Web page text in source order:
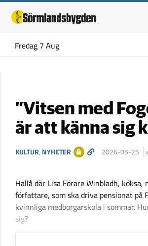
Fredag 7 Aug
”Vitsen med
är att känna sig
KULTUR, NYHETER 2026-05-25
Hallå där Lisa Förare Winbladh, köksa,
författare, som ska driva pensionat på
kvinnliga medborgarskola i sommar.
sig?